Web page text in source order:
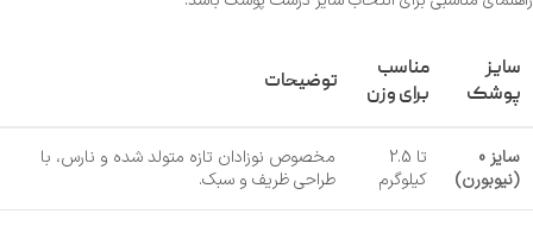
سایز
پوشک
مناسب
برای وزن
توضیحات
سایز 0
(نیوبورن)
تا 2.5
کیلوگرم
مخصوص نوزادان تازه متولد شده و نارس، با
طراحی ظریف و سبک.